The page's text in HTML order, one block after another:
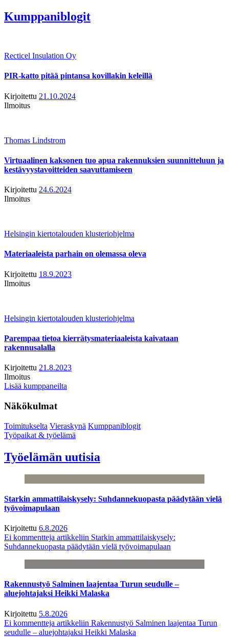
Kumppaniblogit
Recticel Insulation Oy
PIR-katto pitää pintansa kovillakin keleillä
Kirjoitettu 21.10.2024
Ilmoitus
Thomas Lindstrom
Virtuaalinen kaksonen tuo apua rakennuksien suunnitteluun ja
kestävyystavoitteiden saavuttamiseen
Kirjoitettu 24.6.2024
Ilmoitus
Helsingin kiertotalouden klusteriohjelma
Materiaaleista parhain on olemassa oleva
Kirjoitettu 18.9.2023
Ilmoitus
Helsingin kiertotalouden klusteriohjelma
Parempaa tietoa kierrätysmateriaaleista kaivataan
rakennusalalla
Kirjoitettu 21.8.2023
Ilmoitus
Lisää kumppaneilta
Näkökulmat
Toimitukselta Vieraskynä Kumppaniblogit
Työpaikat & työelämä
Työelämän uutisia
Starkin ammattilaiskysely: Suhdannekuopasta päädytään vielä
työvoimapulaan
Kirjoitettu 6.8.2026
Ei kommentteja artikkeliin Starkin ammattilaiskysely:
Suhdannekuopasta päädytään vielä työvoimapulaan
Rakennustyö Salminen laajentaa Turun seudulle –
aluejohtajaksi Heikki Malaska
Kirjoitettu 5.8.2026
Ei kommentteja artikkeliin Rakennustyö Salminen laajentaa Turun
seudulle – aluejohtajaksi Heikki Malaska